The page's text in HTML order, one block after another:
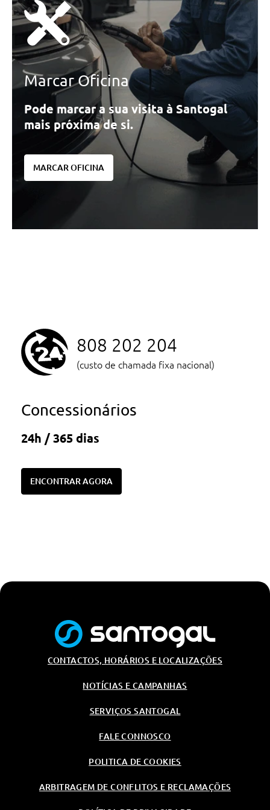
Marcar Oficina
Pode marcar a sua visita à Santogal
mais próxima de si.
MARCAR OFICINA
808 202 204
(custo de chamada fixa nacional)
Concessionários
24h / 365 dias
ENCONTRAR AGORA
CONTACTOS, HORÁRIOS E LOCALIZAÇÕES
NOTÍCIAS E CAMPANHAS
SERVIÇOS SANTOGAL
FALE CONNOSCO
POLITICA DE COOKIES
ARBITRAGEM DE CONFLITOS E RECLAMAÇÕES